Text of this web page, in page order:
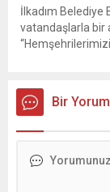
İlkadım Belediye
vatandaşlarla bir
sohbet eden,
Kurnaz, gelen
Bir